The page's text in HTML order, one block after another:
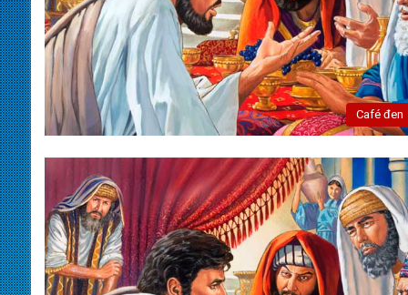
Café đen